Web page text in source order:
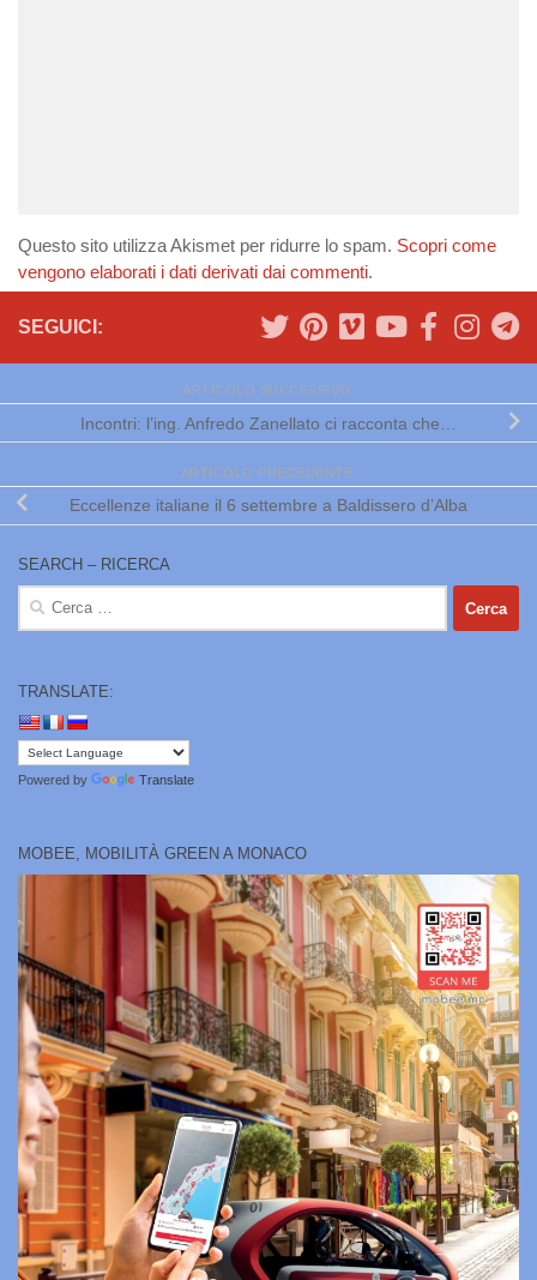
Questo sito utilizza Akismet per ridurre lo spam. Scopri come
vengono elaborati i dati derivati dai commenti.
SEGUICI:
ARTICOLO SUCCESSIVO
Incontri: l’ing. Anfredo Zanellato ci racconta che…
ARTICOLO PRECEDENTE
Eccellenze italiane il 6 settembre a Baldissero d’Alba
SEARCH – RICERCA
Ricerca
per:
TRANSLATE:
Powered by Translate
MOBEE, MOBILITÀ GREEN A MONACO